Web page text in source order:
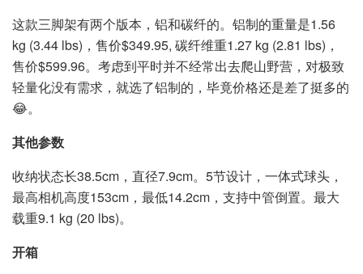
这款三脚架有两个版本，铝和碳纤的。铝制的重量是1.56
kg (3.44 lbs)，售价$349.95, 碳纤维重1.27 kg (2.81 lbs)，
售价$599.96。考虑到平时并不经常出去爬山野营，对极致
轻量化没有需求，就选了铝制的，毕竟价格还是差了挺多的
😂。
其他参数
收纳状态长38.5cm，直径7.9cm。5节设计，一体式球头，
最高相机高度153cm，最低14.2cm，支持中管倒置。最大
载重9.1 kg (20 lbs)。
开箱